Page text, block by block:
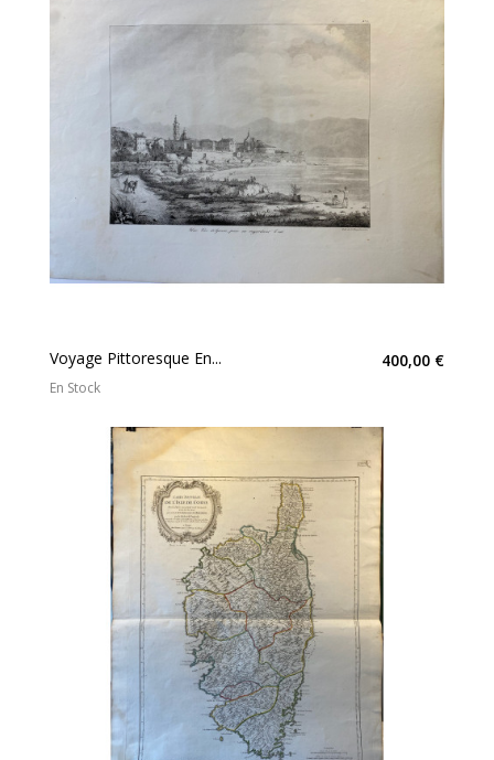
Voyage Pittoresque En... 400,00 €
En Stock